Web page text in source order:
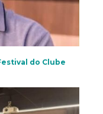
do Clube